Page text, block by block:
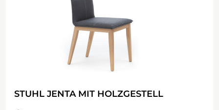
STUHL JENTA MIT HOLZGESTELL